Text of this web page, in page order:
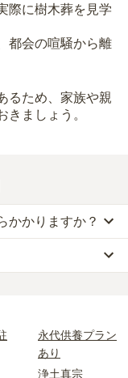
際に樹木葬を見学
都会の喧騒から離
るため、家族や親
きましょう。
かかりますか？
円
代がかからず、永代
場合があります。
う儀式のための費
です。個別のお墓に
め、費用が安く設定
永代供養プラン
あり
浄土真宗